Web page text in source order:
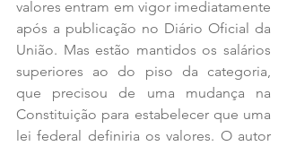
valores entram em vigor imediatamente
após a publicação no Diário Oficial da
União. Mas estão mantidos os salários
superiores ao do piso da categoria,
que precisou de uma mudança na
Constituição para estabelecer que uma
lei federal definiria os valores. O autor